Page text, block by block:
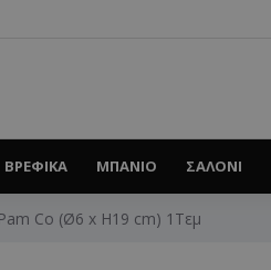
ΒΡΕΦΙΚΆ ΜΠΆΝΙΟ ΣΑΛΌΝΙ
Co (Ø6 x H19 cm) 1Τεμ